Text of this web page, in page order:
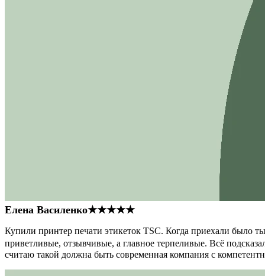
Елена Василенко★★★★★
Купили принтер печати этикеток TSC. Когда приехали было
приветливые, отзывчивые, а главное терпеливые. Всё
считаю такой должна быть современная компания с